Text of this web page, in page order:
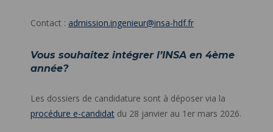
Contact : admission.ingenieur@insa-hdf.fr
Vous souhaitez intégrer l’INSA en 4ème
année?
Les dossiers de candidature sont à déposer via la
procédure e-candidat du 28 janvier au 1er mars 2026.